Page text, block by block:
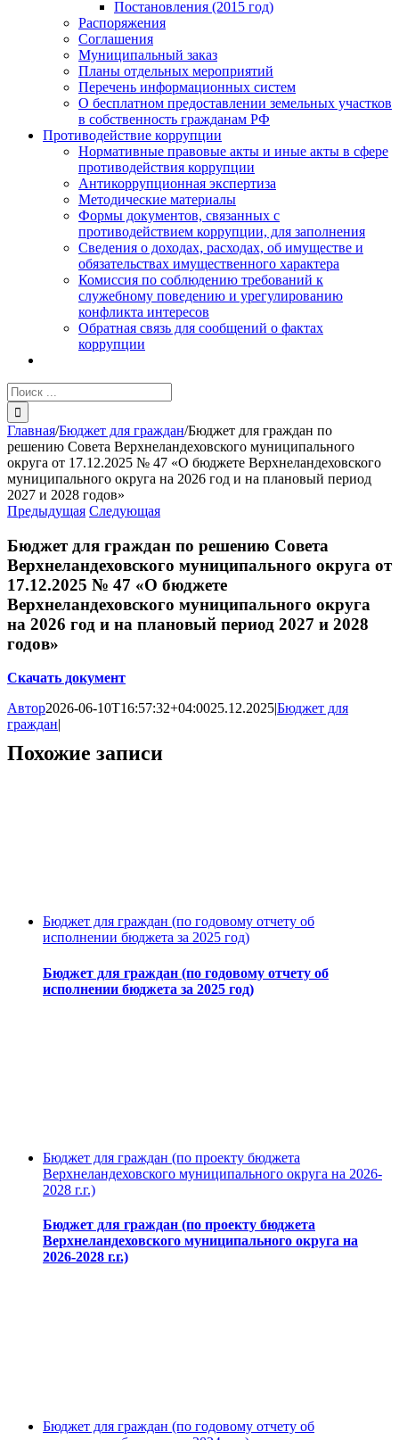
Постановления (2015 год)
Распоряжения
Соглашения
Муниципальный заказ
Планы отдельных мероприятий
Перечень информационных систем
О бесплатном предоставлении земельных участков
в собственность гражданам РФ
Противодействие коррупции
Нормативные правовые акты и иные акты в сфере
противодействия коррупции
Антикоррупционная экспертиза
Методические материалы
Формы документов, связанных с
противодействием коррупции, для заполнения
Сведения о доходах, расходах, об имуществе и
обязательствах имущественного характера
Комиссия по соблюдению требований к
служебному поведению и урегулированию
конфликта интересов
Обратная связь для сообщений о фактах
коррупции
Результат
поиска:
Главная/Бюджет для граждан/Бюджет для граждан по
решению Совета Верхнеландеховского муниципального
округа от 17.12.2025 № 47 «О бюджете Верхнеландеховского
муниципального округа на 2026 год и на плановый период
2027 и 2028 годов»
Предыдущая Следующая
Бюджет для граждан по решению Совета
Верхнеландеховского муниципального округа от
17.12.2025 № 47 «О бюджете
Верхнеландеховского муниципального округа
на 2026 год и на плановый период 2027 и 2028
годов»
Скачать документ
Автор2026-06-10T16:57:32+04:0025.12.2025|Бюджет для
граждан|
Похожие записи
Бюджет для граждан (по годовому отчету об
исполнении бюджета за 2025 год)
Бюджет для граждан (по годовому отчету об
исполнении бюджета за 2025 год)
Бюджет для граждан (по проекту бюджета
Верхнеландеховского муниципального округа на 2026-
2028 г.г.)
Бюджет для граждан (по проекту бюджета
Верхнеландеховского муниципального округа на
2026-2028 г.г.)
Бюджет для граждан (по годовому отчету об